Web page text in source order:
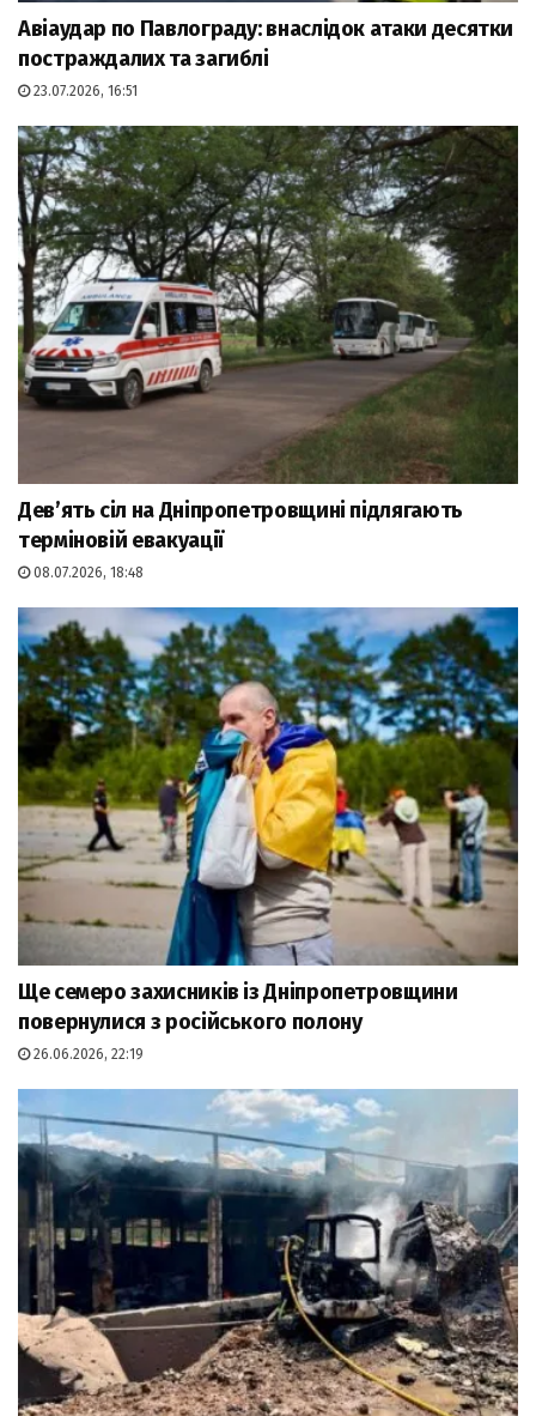
Авіаудар по Павлограду: внаслідок атаки десятки
постраждалих та загиблі
23.07.2026, 16:51
Дев’ять сіл на Дніпропетровщині підлягають
терміновій евакуації
08.07.2026, 18:48
Ще семеро захисників із Дніпропетровщини
повернулися з російського полону
26.06.2026, 22:19